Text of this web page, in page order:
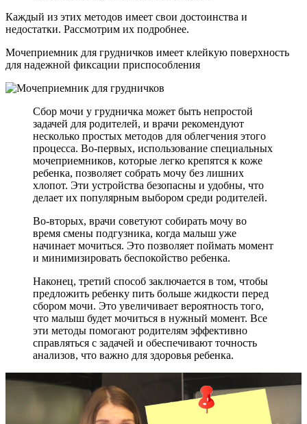
Каждый из этих методов имеет свои достоинства и
недостатки. Рассмотрим их подробнее.
Мочеприемник для грудничков имеет клейкую поверхность
для надежной фиксации приспособления
Сбор мочи у грудничка может быть непростой
задачей для родителей, и врачи рекомендуют
несколько простых методов для облегчения этого
процесса. Во-первых, использование специальных
мочеприемников, которые легко крепятся к коже
ребенка, позволяет собрать мочу без лишних
хлопот. Эти устройства безопасны и удобны, что
делает их популярным выбором среди родителей.
Во-вторых, врачи советуют собирать мочу во
время смены подгузника, когда малыш уже
начинает мочиться. Это позволяет поймать момент
и минимизировать беспокойство ребенка.
Наконец, третий способ заключается в том, чтобы
предложить ребенку пить больше жидкости перед
сбором мочи. Это увеличивает вероятность того,
что малыш будет мочиться в нужный момент. Все
эти методы помогают родителям эффективно
справляться с задачей и обеспечивают точность
анализов, что важно для здоровья ребенка.